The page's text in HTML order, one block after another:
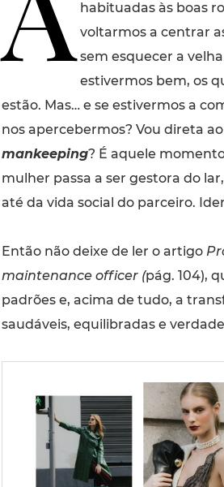
habituadas às boas
voltarmos a centrar
sem esquecer a
estivermos bem, os
estão. Mas… e se estivermos a
nos apercebermos? Vou direta
mankeeping? É aquele
mulher passa a ser gestora do
até da vida social do parceiro.
Então não deixe de ler o artigo
maintenance officer (pág. 104),
padrões e, acima de tudo, a
saudáveis, equilibradas e